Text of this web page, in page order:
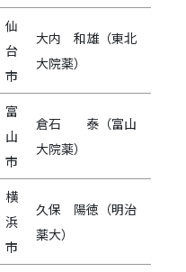
仙
台
市
大内 和雄（東北
大院薬）
富
山
市
倉石 泰（富山
大院薬）
横
浜
市
久保 陽徳（明治
薬大）